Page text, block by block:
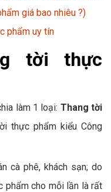
giá bao nhiêu ?)
phẩm uy tín
tời thực
làm 1 loại: Thang tời
thực phẩm kiểu Công
cà phê, khách sạn; do
phẩm cho mỗi lần là rất